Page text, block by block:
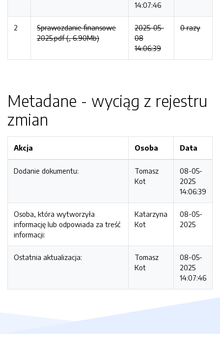
14:07:46
2
Sprawozdanie finansowe
2025.pdf (, 6.90Mb)
2025-05-
08
14:06:39
0 razy
Metadane - wyciąg z rejestru
zmian
Akcja Osoba Data
Dodanie dokumentu:
Tomasz
Kot
08-05-
2025
14:06:39
Osoba, która wytworzyła
informację lub odpowiada za treść
informacji:
Katarzyna
Kot
08-05-
2025
Ostatnia aktualizacja:
Tomasz
Kot
08-05-
2025
14:07:46